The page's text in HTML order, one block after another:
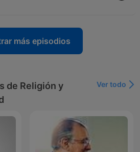
más episodios
de Religión y
Ver todo